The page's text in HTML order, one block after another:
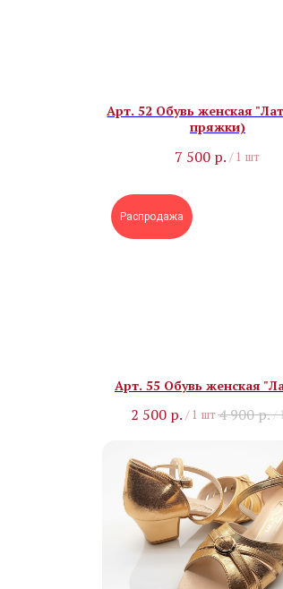
Арт. 52 Обувь женская
пряжки)
7 500 р. / 1 шт
Распродажа
Арт. 55 Обувь женская
2 500 р. / 1 шт 4 900р./